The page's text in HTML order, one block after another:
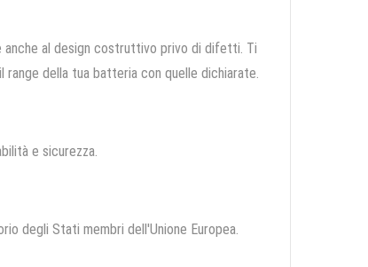
anche al design costruttivo privo di difetti. Ti
della tua batteria con quelle dichiarate.
e sicurezza.
degli Stati membri dell'Unione Europea.